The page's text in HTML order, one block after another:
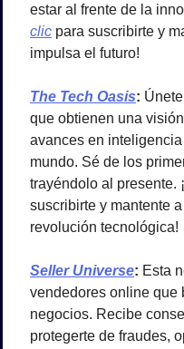
clic para suscribirte y
impulsa el futuro!
The Tech Oasis:
que obtienen una
avances en
mundo. Sé de los
trayéndolo al presente.
suscribirte y mantente
revolución tecnológica!
Seller Universe: Esta
vendedores online que
negocios. Recibe
protegerte de fraudes,